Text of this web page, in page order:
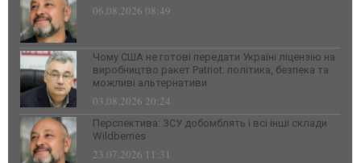
06.08.2026 08:49
Чому США не готові передати Україні ліцензію на
виробництво ракет Patriot: політика, безпека та
можливі альтернативи
03.08.2026 20:24
Перспектива: ЗСУ добомблять і всі інші склади
Wildberries
23.07.2026 11:31